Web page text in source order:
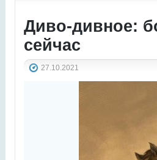
Диво-дивное:
сейчас
27.10.2021